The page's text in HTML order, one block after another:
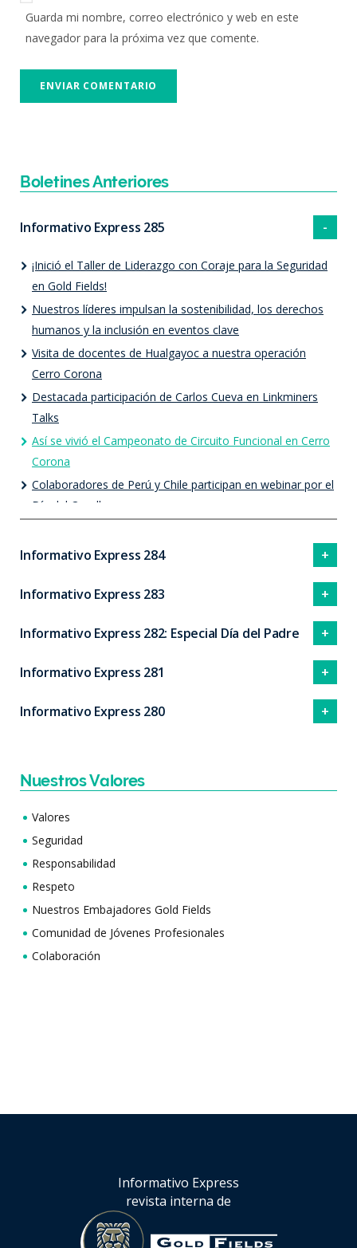
Guarda mi nombre, correo electrónico y web en este
navegador para la próxima vez que comente.
Boletines Anteriores
Informativo Express 285
¡Inició el Taller de Liderazgo con Coraje para la Seguridad
en Gold Fields!
Nuestros líderes impulsan la sostenibilidad, los derechos
humanos y la inclusión en eventos clave
Visita de docentes de Hualgayoc a nuestra operación
Cerro Corona
Destacada participación de Carlos Cueva en Linkminers
Talks
Así se vivió el Campeonato de Circuito Funcional en Cerro
Corona
Colaboradores de Perú y Chile participan en webinar por el
Día del Orgullo.
Informativo Express 284
Informativo Express 283
Informativo Express 282: Especial Día del Padre
Informativo Express 281
Informativo Express 280
Nuestros Valores
Valores
Seguridad
Responsabilidad
Respeto
Nuestros Embajadores Gold Fields
Comunidad de Jóvenes Profesionales
Colaboración
Informativo Express
revista interna de